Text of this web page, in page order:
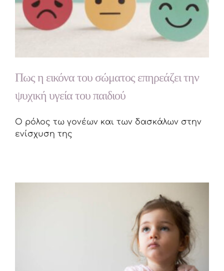
Πως η εικόνα του σώματος επηρεάζει την
ψυχική υγεία του παιδιού
Ο ρόλος τω γονέων και των δασκάλων στην
ενίσχυση της